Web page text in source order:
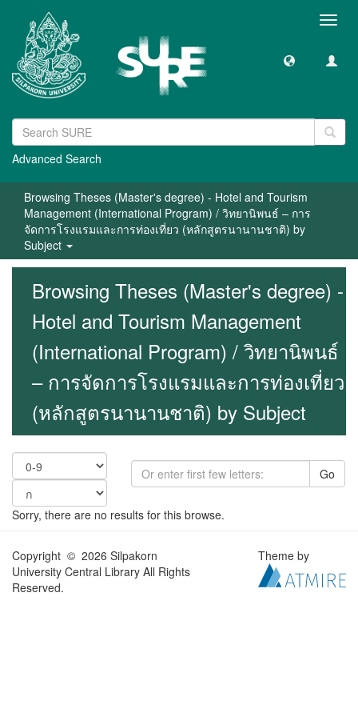
Advanced Search
Browsing Theses (Master's degree) - Hotel and Tourism
Management (International Program) / วิทยานิพนธ์ – การ
จัดการโรงแรมและการท่องเที่ยว (หลักสูตรนานานชาติ) by
Subject
Browsing Theses (Master's degree) -
Hotel and Tourism Management
(International Program) / วิทยานิพนธ์
– การจัดการโรงแรมและการท่องเที่ยว
(หลักสูตรนานานชาติ) by Subject
Go
Sorry, there are no results for this browse.
Copyright © 2026 Silpakorn
University Central Library All Rights
Reserved.
Theme by